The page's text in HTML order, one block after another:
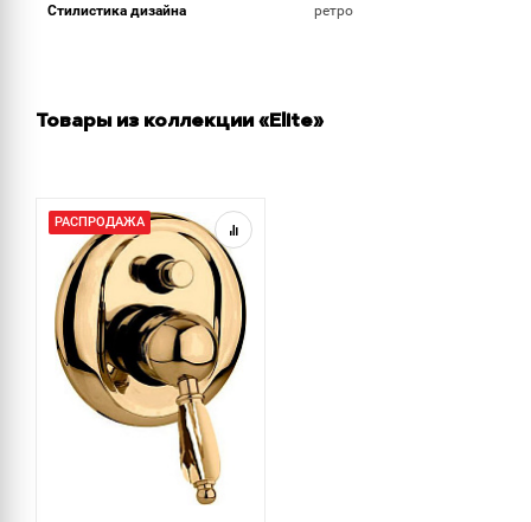
Стилистика дизайна ретро
Товары из коллекции «Elite»
РАСПРОДАЖА